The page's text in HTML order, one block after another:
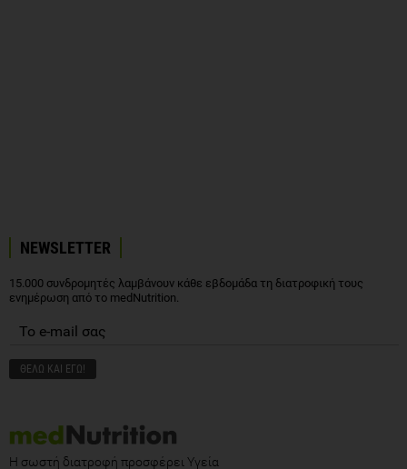
NEWSLETTER
15.000 συνδρομητές λαμβάνουν κάθε εβδομάδα τη διατροφική τους
ενημέρωση από το medNutrition.
Η σωστή διατροφή προσφέρει Υγεία